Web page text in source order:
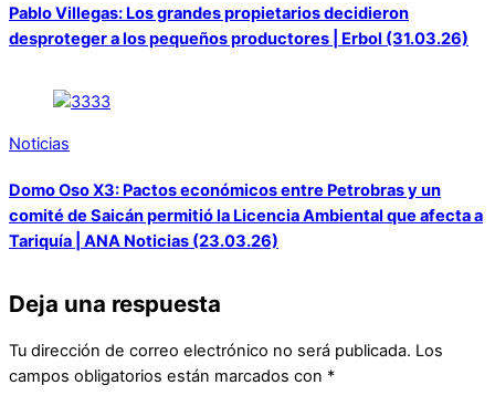
Pablo Villegas: Los grandes propietarios decidieron
desproteger a los pequeños productores | Erbol (31.03.26)
Noticias
Domo Oso X3: Pactos económicos entre Petrobras y un
comité de Saicán permitió la Licencia Ambiental que afecta a
Tariquía | ANA Noticias (23.03.26)
Deja una respuesta
Tu dirección de correo electrónico no será publicada. Los
campos obligatorios están marcados con *